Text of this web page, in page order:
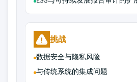
挑战
数据安全与隐私风险
与传统系统的集成问题